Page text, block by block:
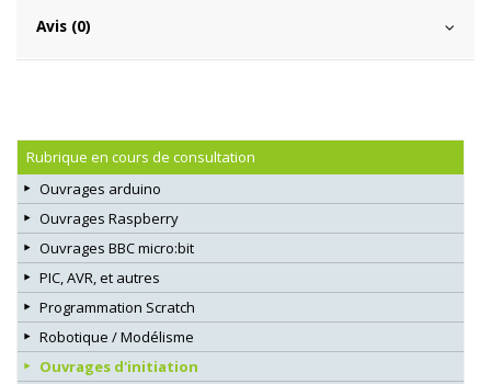
Avis (0)
Rubrique en cours de consultation
Ouvrages arduino
Ouvrages Raspberry
Ouvrages BBC micro:bit
PIC, AVR, et autres
Programmation Scratch
Robotique / Modélisme
Ouvrages d'initiation